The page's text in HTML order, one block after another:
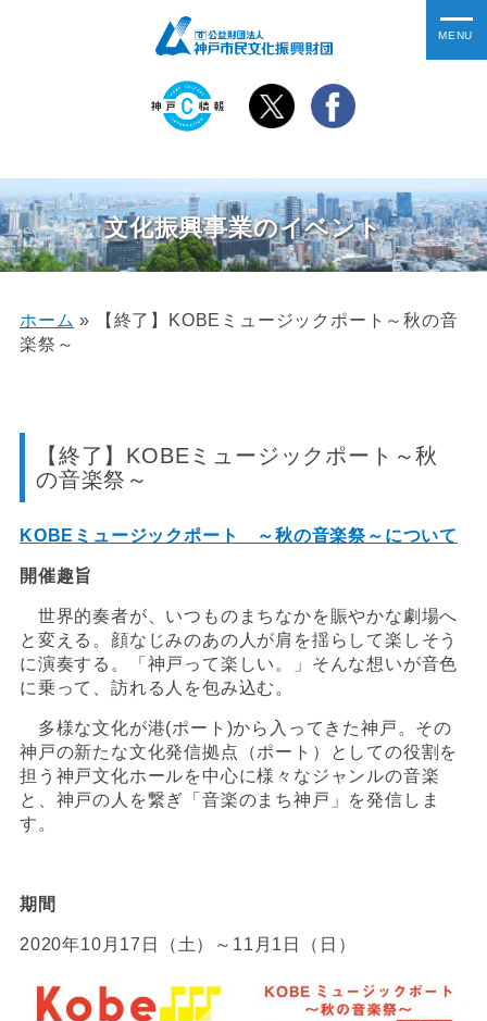
文化振興事業のイベント
ホーム »
【終了】KOBEミュージックポート～秋の音
楽祭～
【終了】KOBEミュージックポート～秋
の音楽祭～
KOBE ミュージックポート ～秋の音楽祭～について
開催趣旨
世界的奏者が、いつものまちなかを賑やかな劇場へ
と変える。顔なじみのあの人が肩を揺らして楽しそう
に演奏する。「神戸って楽しい。」そんな想いが音色
に乗って、訪れる人を包み込む。
多様な文化が港(ポート )から入ってきた神戸。その
神戸の新たな文化発信拠点（ポート）としての役割を
担う神戸文化ホールを中心に様々なジャンルの音楽
と、神戸の人を繋ぎ「音楽のまち神戸」を発信しま
す。
期間
2020年10 月 17 日（土）～ 11 月 1 日（日）